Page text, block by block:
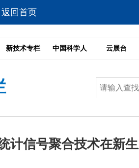
返回首页
新技术专栏 中国科学人 云展台
计信号聚合技术在新